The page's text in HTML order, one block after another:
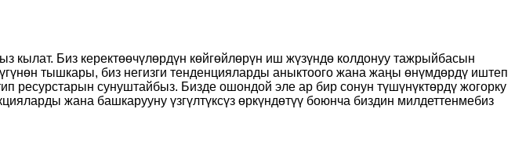
кылат. Биз керектөөчүлөрдүн көйгөйлөрүн иш жүзүндө колдонуу тажрыйбасын
тышкары, биз негизги тенденцияларды аныктоого жана жаңы өнүмдөрдү иштеп
ресурстарын сунуштайбыз. Бизде ошондой эле ар бир сонун түшүнүктөрдү жогорку
жана башкарууну үзгүлтүксүз өркүндөтүү боюнча биздин милдеттенмебиз